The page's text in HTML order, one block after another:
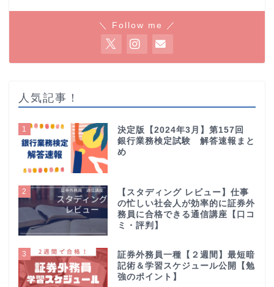
＼ Follow me ／
人気記事！
1
決定版【2024年3月】第157回
銀行業務検定試験 解答速報まと
め
2
【スタディング レビュー】仕事
の忙しい社会人が効率的に証券外
務員に合格できる通信講座【口コ
ミ・評判】
3
証券外務員一種【２週間】最短暗
記術＆学習スケジュール公開【勉
強のポイント】